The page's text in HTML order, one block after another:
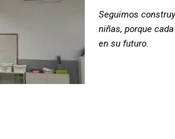
Seguimos
niñas, porque
en su futuro.